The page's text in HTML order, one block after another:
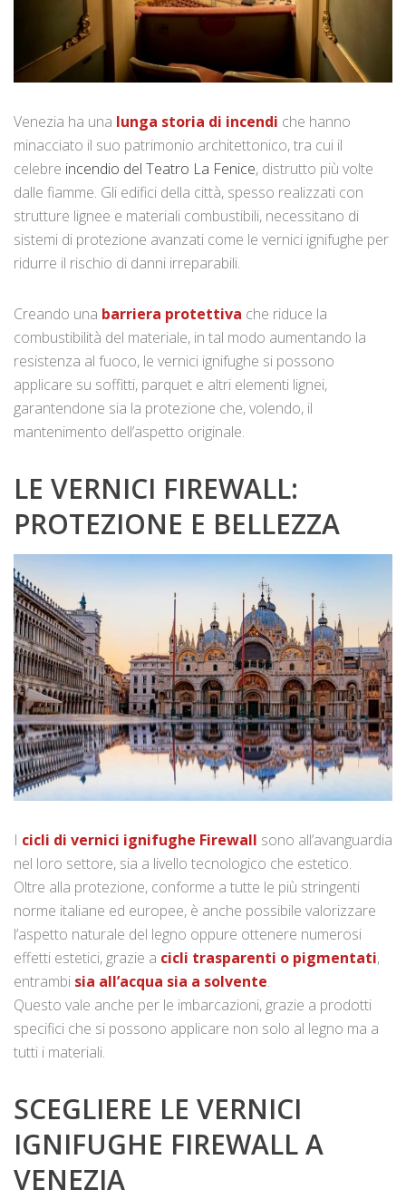
Venezia ha una lunga storia di incendi che hanno
minacciato il suo patrimonio architettonico, tra cui il
celebre incendio del Teatro La Fenice, distrutto più volte
dalle fiamme. Gli edifici della città, spesso realizzati con
strutture lignee e materiali combustibili, necessitano di
sistemi di protezione avanzati come le vernici ignifughe per
ridurre il rischio di danni irreparabili.
Creando una barriera protettiva che riduce la
combustibilità del materiale, in tal modo aumentando la
resistenza al fuoco, le vernici ignifughe si possono
applicare su soffitti, parquet e altri elementi lignei,
garantendone sia la protezione che, volendo, il
mantenimento dell’aspetto originale.
LE VERNICI FIREWALL:
PROTEZIONE E BELLEZZA
I cicli di vernici ignifughe Firewall sono all’avanguardia
nel loro settore, sia a livello tecnologico che estetico.
Oltre alla protezione, conforme a tutte le più stringenti
norme italiane ed europee, è anche possibile valorizzare
l’aspetto naturale del legno oppure ottenere numerosi
effetti estetici, grazie a cicli trasparenti o pigmentati,
entrambi sia all’acqua sia a solvente.
Questo vale anche per le imbarcazioni, grazie a prodotti
specifici che si possono applicare non solo al legno ma a
tutti i materiali.
SCEGLIERE LE VERNICI
IGNIFUGHE FIREWALL A
VENEZIA